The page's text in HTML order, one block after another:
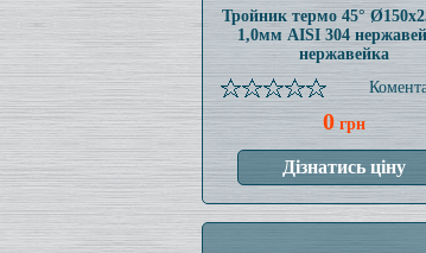
Тройник термо 45°
1,0мм AISI 304
нержавейка
0грн